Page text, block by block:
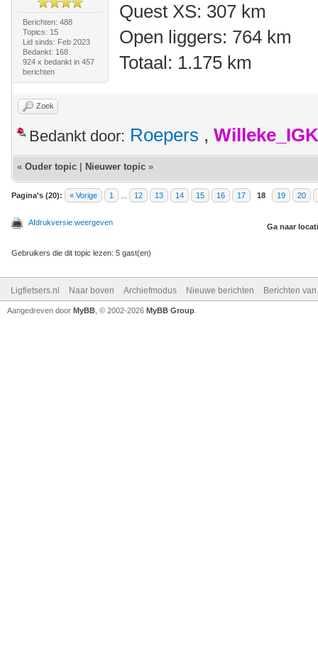
Berichten: 488
Topics: 15
Lid sinds: Feb 2023
Bedankt: 168
924 x bedankt in 457
berichten
Quest XS: 307 km
Open liggers: 764 km
Totaal: 1.175 km
Zoek
Bedankt door: Roepers ,
« Ouder topic Nieuwer topic »
Pagina's (20): « Vorige 1 12 13 14 15 16 17 18 19 20
Afdrukversie weergeven Ga naar
Gebruikers die dit topic lezen: 5 gast(en)
Ligfietsers.nl Naar boven Archiefmodus Nieuwe berichten Berichten
Aangedreven door MyBB , © 2002-2026 MyBB Group